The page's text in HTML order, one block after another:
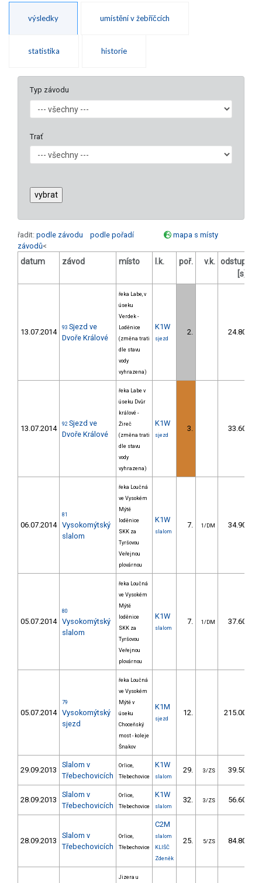
výsledky umístění v žebříčcích
statistika historie
Typ závodu
Trať
řadit: podle závodu podle pořadí
mapa s místy
závodů<
datum závod místo l.k. poř. v.k. odstup
[s]
13.07.2014 93 Sjezd ve
Dvoře Králové
řeka Labe, v
úseku
Verdek -
Loděnice
(změna trati
dle stavu
vody
vyhrazena)
K1W
sjezd
2. 24.80
13.07.2014 92 Sjezd ve
Dvoře Králové
řeka Labe v
úseku Dvůr
králové -
Žireč
(změna trati
dle stavu
vody
vyhrazena)
K1W
sjezd
3. 33.60
06.07.2014
81
Vysokomýtský
slalom
řeka Loučná
ve Vysokém
Mýtě
loděnice
SKK za
Tyršovou
Veřejnou
plovárnou
K1W
slalom
7. 1/DM 34.90
05.07.2014
80
Vysokomýtský
slalom
řeka Loučná
ve Vysokém
Mýtě
loděnice
SKK za
Tyršovou
Veřejnou
plovárnou
K1W
slalom
7. 1/DM 37.60
05.07.2014
79
Vysokomýtský
sjezd
řeka Loučná
ve Vysokém
Mýtě v
úseku
Choceňský
most - koleje
Šnakov
K1M
sjezd
12. 215.00
29.09.2013
Slalom v
Třebechovicích
Orlice,
Třebechovice
K1W
slalom
29. 3/ZS 39.50
28.09.2013
Slalom v
Třebechovicích
Orlice,
Třebechovice
K1W
slalom
32. 3/ZS 56.60
28.09.2013
Slalom v
Třebechovicích
Orlice,
Třebechovice
C2M
slalom
KLIŠČ
Zdeněk
25. 5/ZS 84.80
Jizera u